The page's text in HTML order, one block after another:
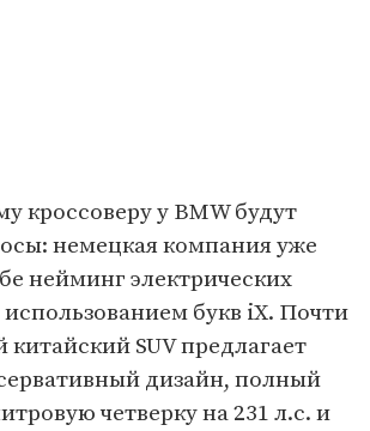
кроссоверу у BMW будут
немецкая компания уже
нейминг электрических
использованием букв iX. Почти
SUV предлагает
дизайн, полный
четверку на 231 л.с. и